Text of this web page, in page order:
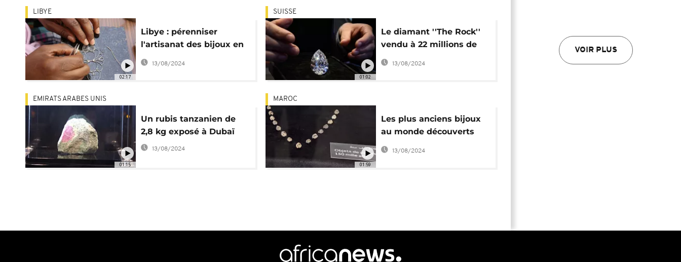
VOIR PLUS
02:17
LIBYE
Libye : pérenniser
l'artisanat des bijoux en
filigrane
13/08/2024
01:02
SUISSE
Le diamant ''The Rock''
vendu à 22 millions de
dollars
13/08/2024
01:15
EMIRATS ARABES UNIS
Un rubis tanzanien de
2,8 kg exposé à Dubaï
13/08/2024
01:59
MAROC
Les plus anciens bijoux
au monde découverts
au Maroc
13/08/2024